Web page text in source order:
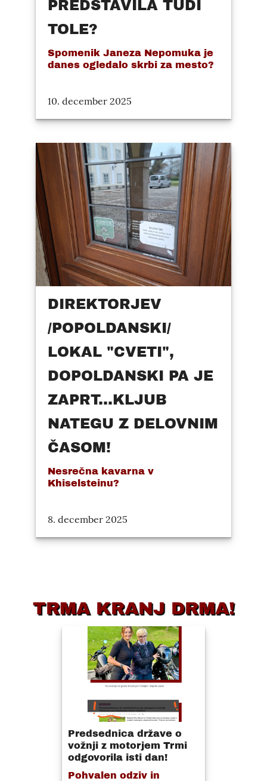
PREDSTAVILA TUDI
TOLE?
Spomenik Janeza Nepomuka je
danes ogledalo skrbi za mesto?
10. december 2025
DIREKTORJEV
/POPOLDANSKI/
LOKAL "CVETI",
DOPOLDANSKI PA JE
ZAPRT...KLJUB
NATEGU Z DELOVNIM
ČASOM!
Nesrečna kavarna v
Khiselsteinu?
8. december 2025
TRMA KRANJ DRMA!
Predsednica države o
vožnji z motorjem Trmi
odgovorila isti dan!
Pohvalen odziv in